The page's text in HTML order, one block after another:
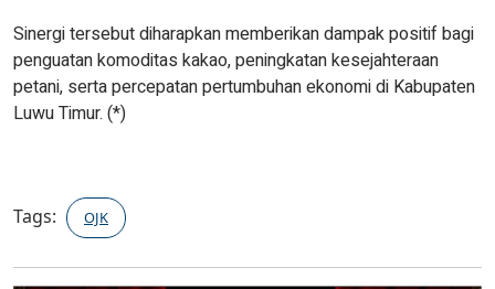
Sinergi tersebut diharapkan memberikan dampak positif bagi
penguatan komoditas kakao, peningkatan kesejahteraan
petani, serta percepatan pertumbuhan ekonomi di Kabupaten
Luwu Timur. (*)
Tags: OJK